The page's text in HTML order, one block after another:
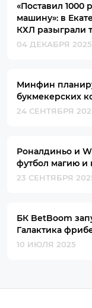
«Поставил 1000
машину»: в
КХЛ разыграли
04 ДЕКАБРЯ 2025
Минфин
букмекерских
24 СЕНТЯБРЯ
Роналдиньо и
футбол магию
23 СЕНТЯБРЯ
БК BetBoom
Галактика
10 ИЮЛЯ 2025